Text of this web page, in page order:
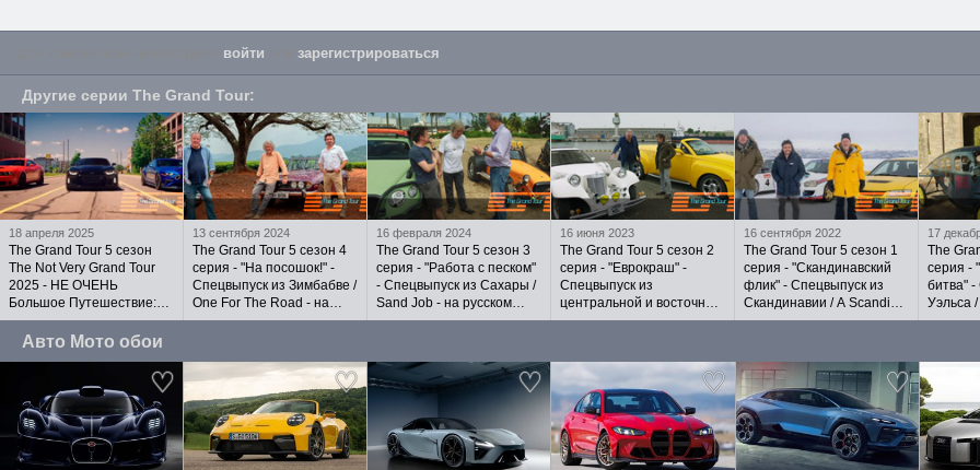
войти зарегистрироваться
Другие серии The Grand Tour:
18 апреля 2025
The Grand Tour 5 сезон
The Not Very Grand Tour
2025 - НЕ ОЧЕНЬ
Большое Путешествие:
"Слава и Мощь" на
русском языке
13 сентября 2024
The Grand Tour 5 сезон 4
серия - "На посошок!" -
Спецвыпуск из Зимбабве /
One For The Road - на
русском языке
16 февраля 2024
The Grand Tour 5 сезон 3
серия - "Работа с песком"
- Спецвыпуск из Сахары /
Sand Job - на русском
языке
16 июня 2023
The Grand Tour 5 сезон 2
серия - "Еврокраш" -
Спецвыпуск из
центральной и восточной
Европы / Eurocrash на
16 сентября 2022
The Grand Tour 5 сезон 1
серия - "Скандинавский
флик" - Спецвыпуск из
Скандинавии / A Scandi
Flick - на русском языке
17
The
серия -
битва" -
Уэльса
на
Авто Мото обои